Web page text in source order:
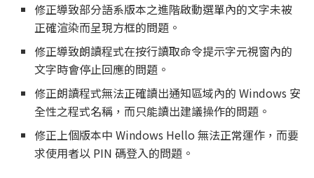
修正導致部分語系版本之進階啟動選單內的文字未被
正確渲染而呈現方框的問題。
修正導致朗讀程式在按行讀取命令提示字元視窗內的
文字時會停止回應的問題。
修正朗讀程式無法正確讀出通知區域內的 Windows 安
全性之程式名稱，而只能讀出建議操作的問題。
修正上個版本中 Windows Hello 無法正常運作，而要
求使用者以 PIN 碼登入的問題。